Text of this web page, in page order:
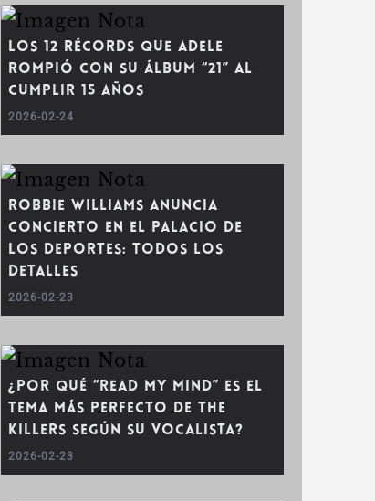
Los 12 récords que Adele
rompió con su álbum “21” al
cumplir 15 años
2026-02-24
Robbie Williams anuncia
concierto en el Palacio de
los Deportes: todos los
detalles
2026-02-23
¿Por qué “Read My Mind” es el
tema más perfecto de The
Killers según su vocalista?
2026-02-23